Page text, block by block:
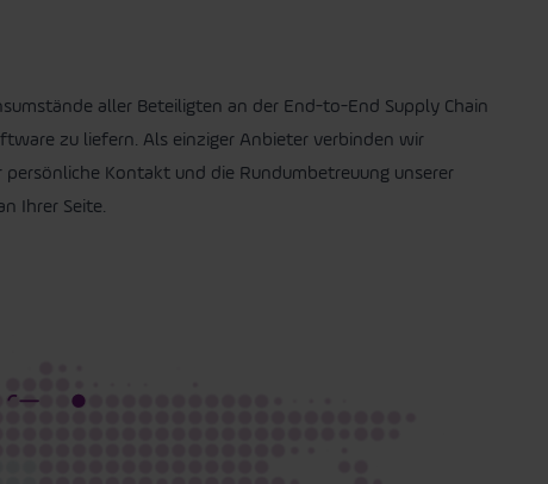
aller Beteiligten an der End-to-End Supply Chain
zu liefern. Als einziger Anbieter verbinden wir
Kontakt und die Rundumbetreuung unserer
Ihrer Seite.